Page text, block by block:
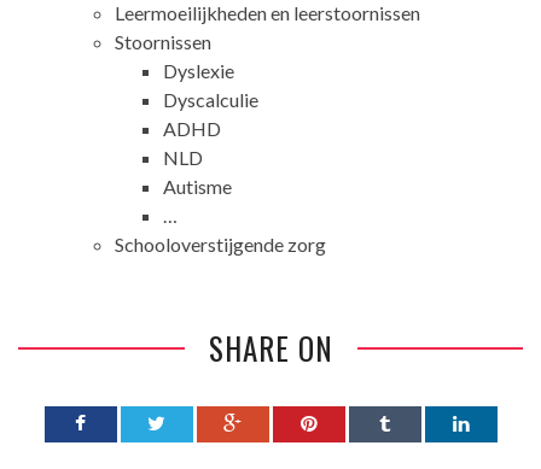
Leermoeilijkheden en leerstoornissen
Stoornissen
Dyslexie
Dyscalculie
ADHD
NLD
Autisme
…
Schooloverstijgende zorg
SHARE ON